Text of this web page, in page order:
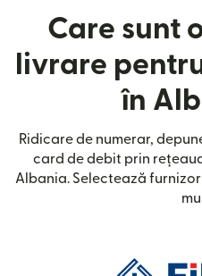
Care sunt
livrare
în
Ridicare de numerar,
card de debit prin
Albania. Selectează